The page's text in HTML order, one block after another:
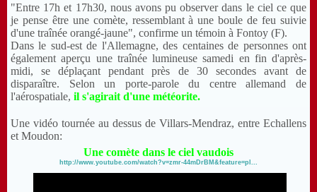
"Entre 17h et 17h30, nous avons pu observer dans le ciel ce que
je pense être une comète, ressemblant à une boule de feu suivie
d'une traînée orangé-jaune", confirme un témoin à Fontoy (F).
Dans le sud-est de l'Allemagne, des centaines de personnes ont
également aperçu une traînée lumineuse samedi en fin d'après-
midi, se déplaçant pendant près de 30 secondes avant de
disparaître. Selon un porte-parole du centre allemand de
l'aérospatiale, il s'agirait d'une météorite.
Une vidéo tournée au dessus de Villars-Mendraz, entre Echallens
et Moudon:
Une comète dans le ciel vaudois
http://www.youtube.com/watch?v=zmr-44mDrBM&feature=pl...